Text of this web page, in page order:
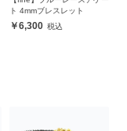
ト 4mmブレスレット
6,300